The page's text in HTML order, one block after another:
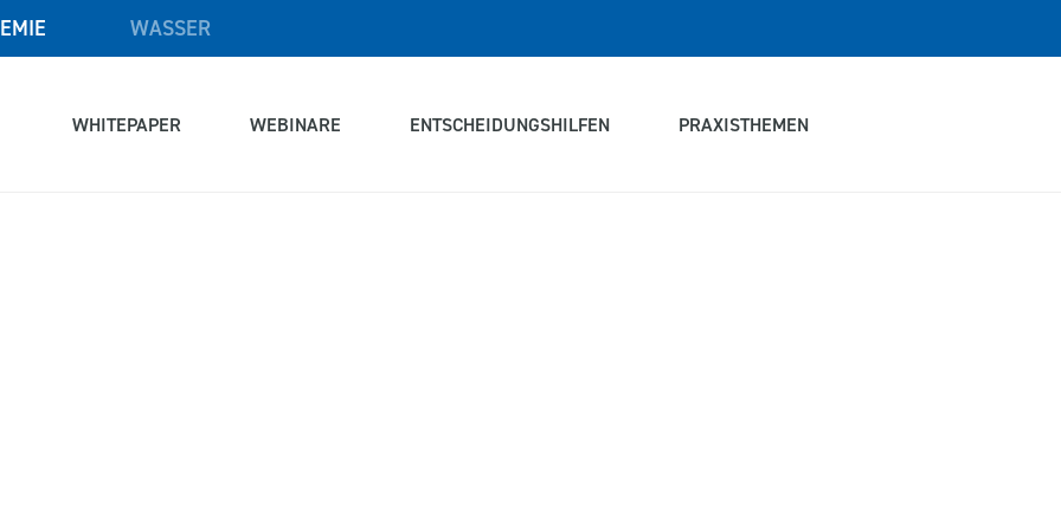
WASSER
WHITEPAPER WEBINARE ENTSCHEIDUNGSHILFEN PRAXISTHEMEN